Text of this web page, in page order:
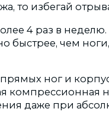
то избегай
4 раз в неделю.
быстрее, чем
ног и
компрессионная
даже при